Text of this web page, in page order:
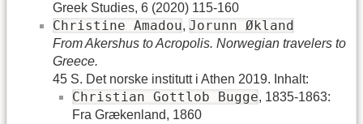
Greek Studies, 6 (2020) 115-160
Christine Amadou, Jorunn Økland
From Akershus to Acropolis. Norwegian travelers to
Greece.
45 S. Det norske institutt i Athen 2019. Inhalt:
Christian Gottlob Bugge, 1835-1863:
Fra Grækenland, 1860